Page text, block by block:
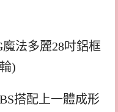
法多麗28吋鋁框
)
搭配上一體成形